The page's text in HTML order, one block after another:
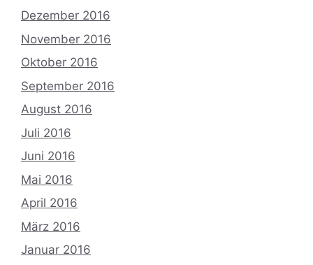
Dezember 2016
November 2016
Oktober 2016
September 2016
August 2016
Juli 2016
Juni 2016
Mai 2016
April 2016
März 2016
Januar 2016